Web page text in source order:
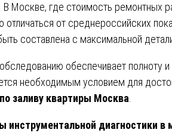
Москве, где стоимость ремонтных
от среднероссийских
составлена с максимальной
обеспечивает полноту и
необходимым условием для
заливу квартиры Москва.
диагностики в